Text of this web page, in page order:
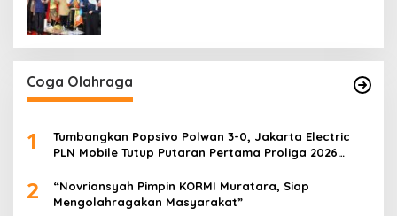
Coga Olahraga
1
Tumbangkan Popsivo Polwan 3-0, Jakarta Electric
PLN Mobile Tutup Putaran Pertama Proliga 2026
2
“Novriansyah Pimpin KORMI Muratara, Siap
Mengolahragakan Masyarakat”